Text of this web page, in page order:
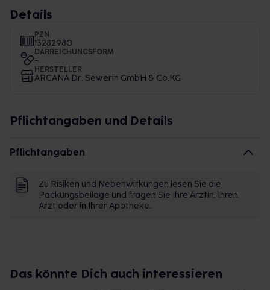
Details
PZN
13282980
DARREICHUNGSFORM
-
HERSTELLER
ARCANA Dr. Sewerin GmbH & Co.KG
Pflichtangaben und Details
Pflichtangaben
Zu Risiken und Nebenwirkungen lesen Sie die
Packungsbeilage und fragen Sie Ihre Ärztin, Ihren
Arzt oder in Ihrer Apotheke.
Das könnte Dich auch interessieren